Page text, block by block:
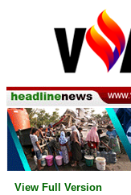
View Full Version